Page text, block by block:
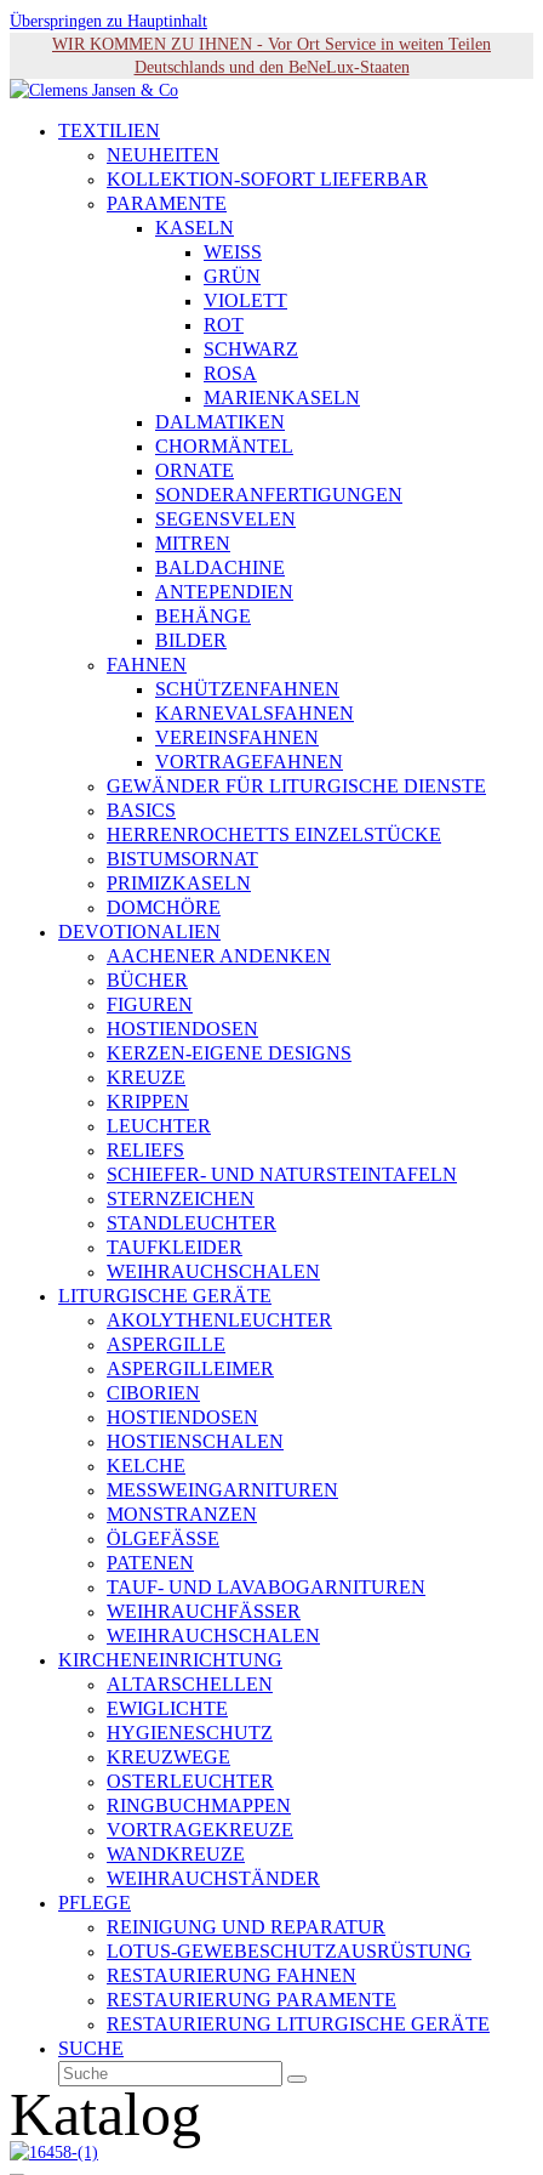
Überspringen zu Hauptinhalt
WIR KOMMEN ZU IHNEN - Vor Ort Service in weiten Teilen
Deutschlands und den BeNeLux-Staaten
TEXTILIEN
NEUHEITEN
KOLLEKTION-SOFORT LIEFERBAR
PARAMENTE
KASELN
WEISS
GRÜN
VIOLETT
ROT
SCHWARZ
ROSA
MARIENKASELN
DALMATIKEN
CHORMÄNTEL
ORNATE
SONDERANFERTIGUNGEN
SEGENSVELEN
MITREN
BALDACHINE
ANTEPENDIEN
BEHÄNGE
BILDER
FAHNEN
SCHÜTZENFAHNEN
KARNEVALSFAHNEN
VEREINSFAHNEN
VORTRAGEFAHNEN
GEWÄNDER FÜR LITURGISCHE DIENSTE
BASICS
HERRENROCHETTS EINZELSTÜCKE
BISTUMSORNAT
PRIMIZKASELN
DOMCHÖRE
DEVOTIONALIEN
AACHENER ANDENKEN
BÜCHER
FIGUREN
HOSTIENDOSEN
KERZEN-EIGENE DESIGNS
KREUZE
KRIPPEN
LEUCHTER
RELIEFS
SCHIEFER- UND NATURSTEINTAFELN
STERNZEICHEN
STANDLEUCHTER
TAUFKLEIDER
WEIHRAUCHSCHALEN
LITURGISCHE GERÄTE
AKOLYTHENLEUCHTER
ASPERGILLE
ASPERGILLEIMER
CIBORIEN
HOSTIENDOSEN
HOSTIENSCHALEN
KELCHE
MESSWEINGARNITUREN
MONSTRANZEN
ÖLGEFÄSSE
PATENEN
TAUF- UND LAVABOGARNITUREN
WEIHRAUCHFÄSSER
WEIHRAUCHSCHALEN
KIRCHENEINRICHTUNG
ALTARSCHELLEN
EWIGLICHTE
HYGIENESCHUTZ
KREUZWEGE
OSTERLEUCHTER
RINGBUCHMAPPEN
VORTRAGEKREUZE
WANDKREUZE
WEIHRAUCHSTÄNDER
PFLEGE
REINIGUNG UND REPARATUR
LOTUS-GEWEBESCHUTZAUSRÜSTUNG
RESTAURIERUNG FAHNEN
RESTAURIERUNG PARAMENTE
RESTAURIERUNG LITURGISCHE GERÄTE
SUCHE
Suche
Senden
Katalog